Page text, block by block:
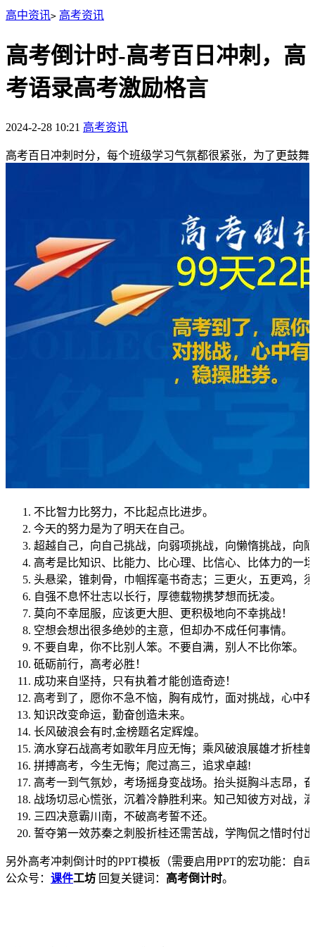
高中资讯> 高考资讯
高考倒计时-高考百日冲刺，高
考语录高考激励格言
2024-2-28 10:21 高考资讯
高考百日冲刺时分，每个班级学习气氛都很紧张，为了更鼓
不比智力比努力，不比起点比进步。
今天的努力是为了明天在自己。
超越自己，向自己挑战，向弱项挑战，向懒惰挑战，向
高考是比知识、比能力、比心理、比信心、比体力的一
头悬梁，锥刺骨，巾帼挥毫书奇志；三更火，五更鸡，
自强不息怀壮志以长行，厚德载物携梦想而抚凌。
莫向不幸屈服，应该更大胆、更积极地向不幸挑战！
空想会想出很多绝妙的主意，但却办不成任何事情。
不要自卑，你不比别人笨。不要自满，别人不比你笨。
砥砺前行，高考必胜！
成功来自坚持，只有执着才能创造奇迹！
高考到了，愿你不急不恼，胸有成竹，面对挑战，心中
知识改变命运，勤奋创造未来。
长风破浪会有时,金榜题名定辉煌。
滴水穿石战高考如歌年月应无悔；乘风破浪展雄才折桂
拼搏高考，今生无悔；爬过高三，追求卓越!
高考一到气氛妙，考场摇身变战场。抬头挺胸斗志昂，
战场切忌心慌张，沉着冷静胜利来。知己知彼方对战，
三四决意霸川南，不破高考誓不还。
誓夺第一效苏秦之刺股折桂还需苦战，学陶侃之惜时付
另外高考冲刺倒计时的PPT模板（需要启用PPT的宏功能：自
公众号： 课件工坊 回复关键词： 高考倒计时。